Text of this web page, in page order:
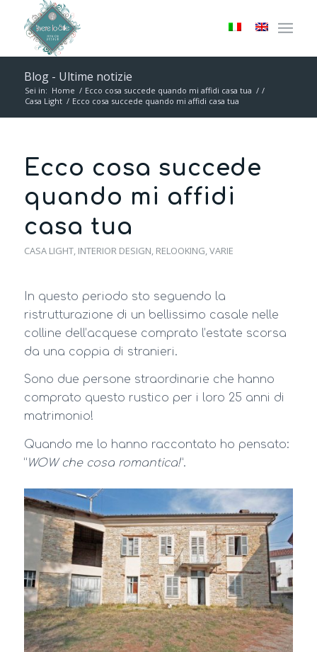
Blog - Ultime notizie
Sei in: Home / Ecco cosa succede quando mi affidi casa tua / /
Casa Light / Ecco cosa succede quando mi affidi casa tua
Ecco cosa succede
quando mi affidi
casa tua
CASA LIGHT, INTERIOR DESIGN, RELOOKING,VARIE
In questo periodo sto seguendo la
ristrutturazione di un bellissimo casale nelle
colline dell’acquese comprato l’estate scorsa
da una coppia di stranieri.
Sono due persone straordinarie che hanno
comprato questo rustico per i loro 25 anni di
matrimonio!
Quando me lo hanno raccontato ho pensato:
“WOW che cosa romantica!”.